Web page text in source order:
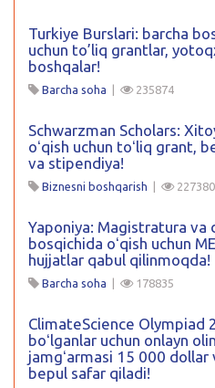
Turkiye Burslari: barcha
uchun to’liq grantlar,
boshqalar!
Barcha soha | 235874
Schwarzman Scholars:
oʻqish uchun toʻliq grant,
va stipendiya!
Biznesni boshqarish | 227380
Yaponiya: Magistratura va
bosqichida oʻqish uchun
hujjatlar qabul qilinmoqda!
Barcha soha | 178835
ClimateScience Olympiad
boʻlganlar uchun onlayn
jamgʻarmasi 15 000 dollar
bepul safar qiladi!